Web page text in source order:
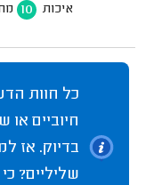
איכות 10
כל חוות
חיוביים או
בדיוק. אז
שליליים?